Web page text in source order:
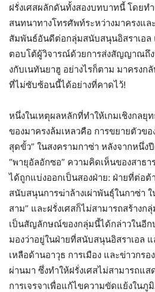
ฝรั่งเศสผลักดันทั้งสองบทบาทนี้ โดยทำ
สนทนาทางโทรศัพท์ระหว่างมาครงแล
สัมพันธ์อันดีต่อกลุ่มสนับสนุนอิสราเอล
ตอบโต้ผู้วิจารณ์ด้วยการส่งสัญญาณถึ
งกับเนทันยาฮู อย่างไรก็ตาม มาครงก
ที่ไม่ซับซ้อนนี้ได้อย่างที่คาดไว้!
หนึ่งในเหตุผลหลักที่ทำให้เกมเชิงกล
ของมาครงล้มเหลวคือ การขยายตัวข
สุดขั้ว” ในสงครามกาซ่า หลังจากหนึ่
“พายุอัลอักซอ” ความคิดเห็นของสาธ
ได้ถูกแบ่งออกเป็นสองฝ่าย: ฝ่ายที่ต่อต้
สนับสนุนการฆ่าล้างเผ่าพันธุ์ในกาซ่า
สาม” และฝรั่งเศสก็ไม่สามารถสร้างก
เป็นสัญลักษณ์ของกลุ่มนี้ได้กล่าวในอี
มองว่าอยู่ในฝ่ายที่สนับสนุนอิสราเอล
เหลือด้านอาวุธ การเมือง และข่าวกร
ผ่านมา ซึ่งทำให้ฝรั่งเศสไม่สามารถแ
การเจรจาเพื่อแก้ไขความขัดแย้งในภู